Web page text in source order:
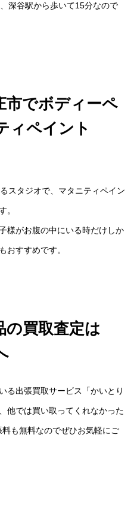
深谷駅から歩いて15分なので
市でボディーペ
ィペイント
スタジオで、マタニティペイン
。
様がお腹の中にいる時だけしか
おすすめです。
の買取査定は
る出張買取サービス「かいとり
他では買い取ってくれなかった
も無料なのでぜひお気軽にご